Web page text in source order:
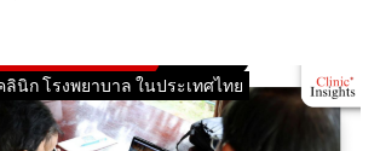
นิก โรงพยาบาล ในประเทศไทย